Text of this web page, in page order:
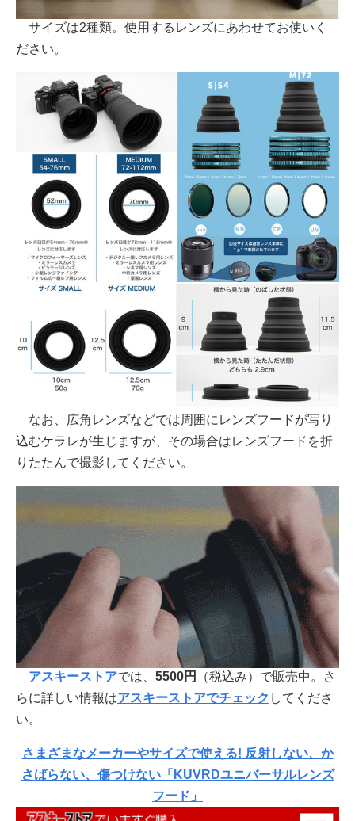
サイズは2種類。使用するレンズにあわせてお使いく
ださい。
なお、広角レンズなどでは周囲にレンズフードが写り
込むケラレが生じますが、その場合はレンズフードを折
りたたんで撮影してください。
アスキーストアでは、 5500円
（税込み）で販売中。さ
らに詳しい情報はアスキーストアでチェック してくださ
い。
さまざまなメーカーやサイズで使える! 反射しない、か
さばらない、傷つけない「KUVRDユニバーサルレンズ
フード」